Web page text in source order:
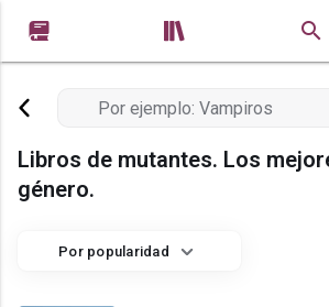

Libros de mutantes. Los
género.
Por popularidad